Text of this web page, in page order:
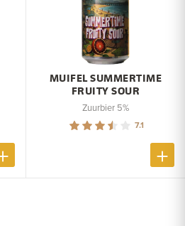
MUIFEL SUMMERTIME
FRUITY SOUR
Zuurbier 5%
7.1